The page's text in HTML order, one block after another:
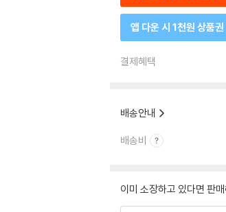
앱 다운 시 1천원 상품권
결제혜택
배송안내
배송비
이미 소장하고 있다면 판